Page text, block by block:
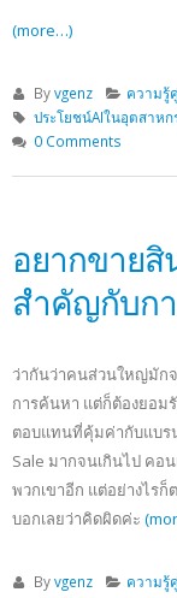
(more…)
Byvgenz
ความรู้
ประโยชน์AIในอุตสาห
0 Comments
อยากขาย
สำคัญกับกา
ว่ากันว่าคนส่วนใหญ่มัก
การค้นหา แต่ก็ต้องยอม
ตอบแทนที่คุ้มค่ากับแบร
Sale มากจนเกินไป คอ
พวกเขาอีก แต่อย่างไร
บอกเลยว่าคิดผิดค่ะ
Byvgenz ความรู้